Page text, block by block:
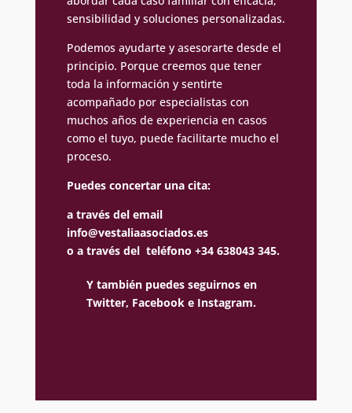
sensibilidad y soluciones personalizadas.
Podemos ayudarte y asesorarte desde el
principio. Porque creemos que tener
toda la información y sentirte
acompañado por especialistas con
muchos años de experiencia en casos
como el tuyo, puede facilitarte mucho el
proceso.
Puedes concertar una cita:
a través del email
info@vestaliaasociados.es
o a través del teléfono +34 638043 345.
Y también puedes seguirnos en
Twitter, Facebook e Instagram.